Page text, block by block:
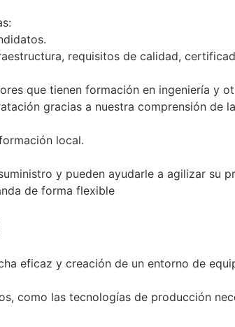
requisitos de calidad,
que tienen formación en ingeniería y
gracias a nuestra comprensión de
local.
y pueden ayudarle a agilizar su
de forma flexible
eficaz y creación de un entorno de
como las tecnologías de producción